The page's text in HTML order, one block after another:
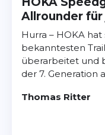
Allrounder
Hurra – HOKA hat
bekanntesten
überarbeitet und
der 7. Generation
Thomas Ritter